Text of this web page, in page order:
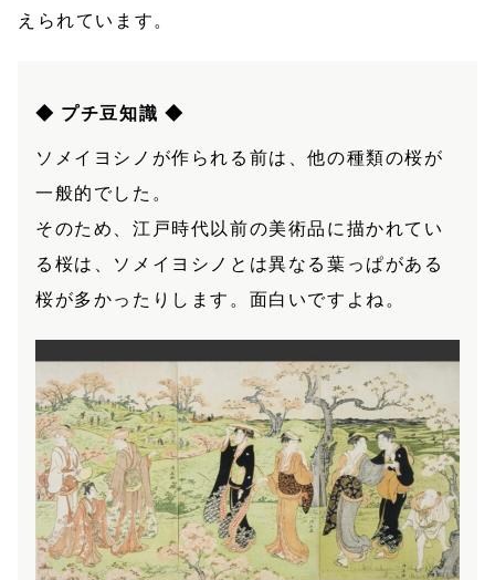
えられています。
◆ プチ豆知識 ◆
ソメイヨシノが作られる前は、他の種類の桜が
一般的でした。
そのため、江戸時代以前の美術品に描かれてい
る桜は、ソメイヨシノとは異なる葉っぱがある
桜が多かったりします。面白いですよね。